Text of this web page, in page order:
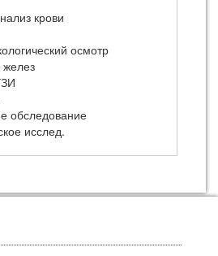
крови
осмотр
обследование
исслед.